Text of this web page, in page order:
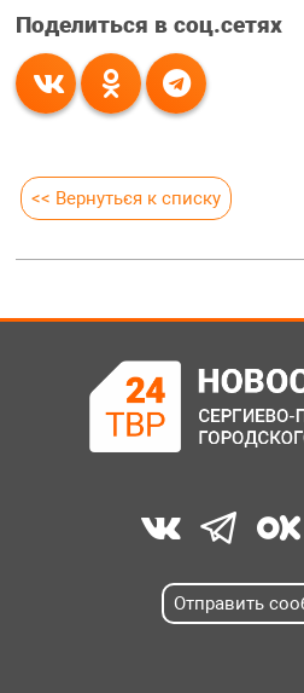
Поделиться в соц.сетях
<< Вернуться к списку
Отправить